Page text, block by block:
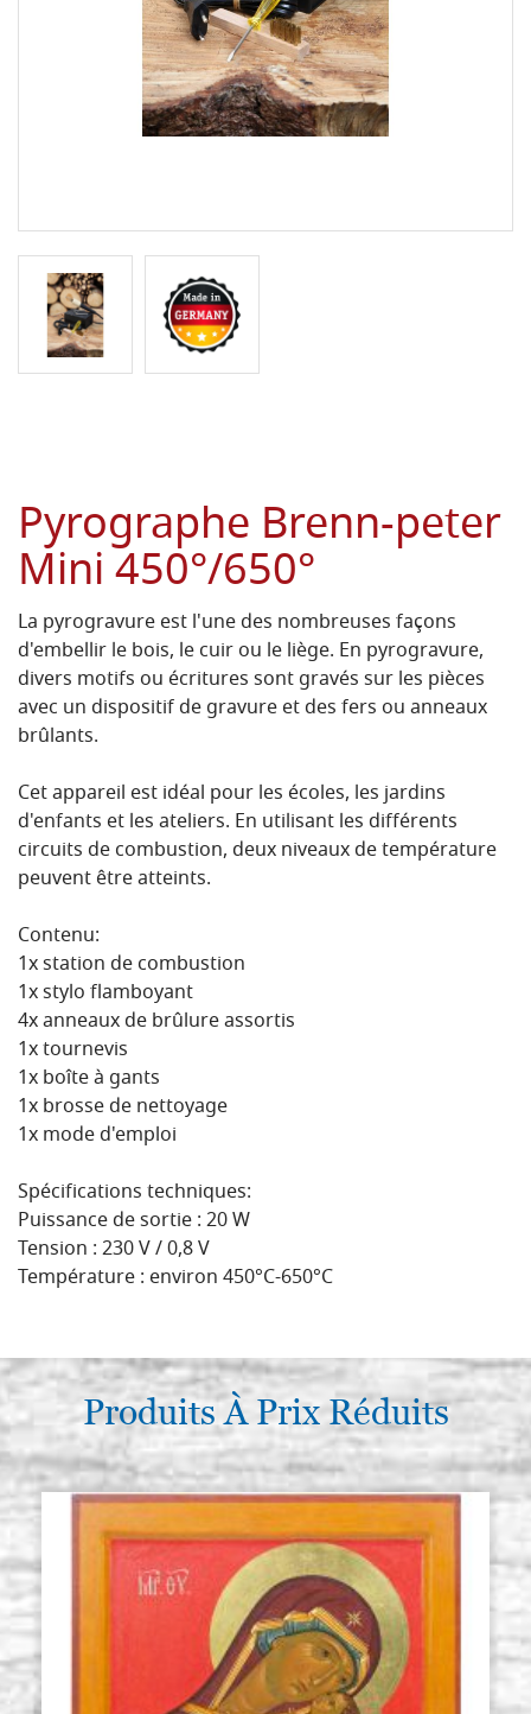
Pyrographe Brenn-peter
Mini 450°/650°
La pyrogravure est l'une des nombreuses façons
d'embellir le bois, le cuir ou le liège. En pyrogravure,
divers motifs ou écritures sont gravés sur les pièces
avec un dispositif de gravure et des fers ou anneaux
brûlants.
Cet appareil est idéal pour les écoles, les jardins
d'enfants et les ateliers. En utilisant les différents
circuits de combustion, deux niveaux de température
peuvent être atteints.
Contenu:
1x station de combustion
1x stylo flamboyant
4x anneaux de brûlure assortis
1x tournevis
1x boîte à gants
1x brosse de nettoyage
1x mode d'emploi
Spécifications techniques:
Puissance de sortie : 20 W
Tension : 230 V / 0,8 V
Température : environ 450°C-650°C
Produits À Prix Réduits